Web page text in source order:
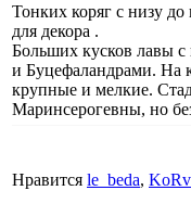
Тонких коряг с низу
для декора .
Больших кусков лавы
и Буцефаландрами. На
крупные и мелкие.
Маринсерогевны, но
Нравится le_beda,